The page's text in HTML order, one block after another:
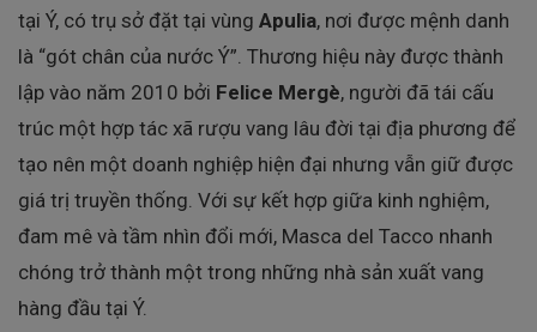
tại Ý, có trụ sở đặt tại vùng Apulia, nơi được mệnh danh
là “gót chân của nước Ý”. Thương hiệu này được thành
lập vào năm 2010 bởi Felice Mergè, người đã tái cấu
trúc một hợp tác xã rượu vang lâu đời tại địa phương để
tạo nên một doanh nghiệp hiện đại nhưng vẫn giữ được
giá trị truyền thống. Với sự kết hợp giữa kinh nghiệm,
đam mê và tầm nhìn đổi mới, Masca del Tacco nhanh
chóng trở thành một trong những nhà sản xuất vang
hàng đầu tại Ý.